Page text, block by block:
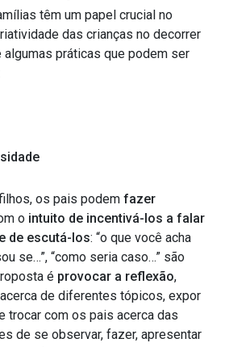
têm um papel crucial no
das crianças no decorrer
algumas práticas que podem ser
os pais podem fazer
o intuito de incentivá-los a falar
de escutá-los: “o que você acha
se…”, “como seria caso…” são
é provocar a reflexão,
de diferentes tópicos, expor
trocar com os pais acerca das
de se observar, fazer, apresentar